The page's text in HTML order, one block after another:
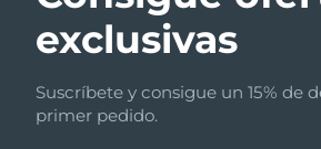
exclusivas
Suscríbete y consigue un 15% de
primer pedido.